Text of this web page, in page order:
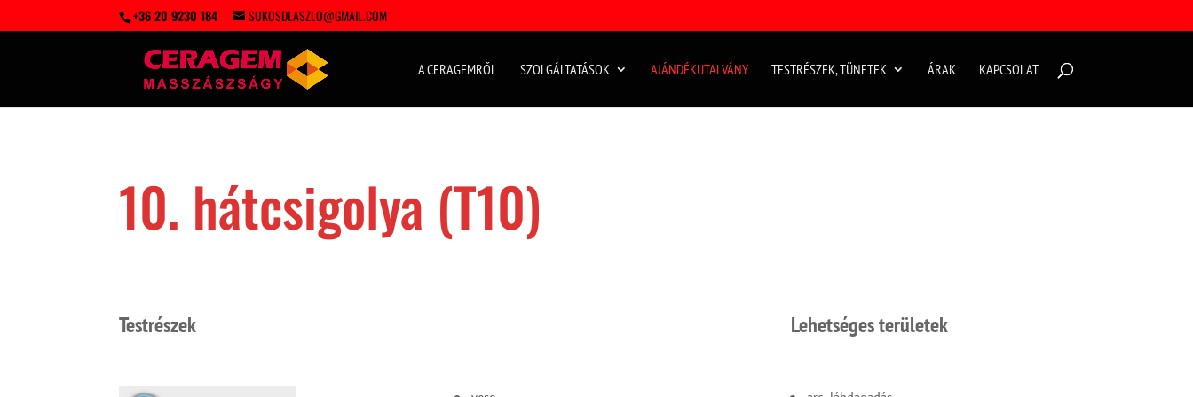
+36 20 9230 184 SUKOSDLASZLO@GMAIL.COM
A CERAGEMRŐL SZOLGÁLTATÁSOK AJÁNDÉKUTALVÁNY TESTRÉSZEK, TÜNETEK ÁRAK KAPCSOLAT
10. hátcsigolya (T10)
Testrészek Lehetséges területek